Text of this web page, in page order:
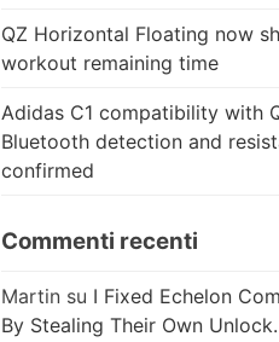
QZ Horizontal Floating now
workout remaining time
Adidas C1 compatibility with
Bluetooth detection and
confirmed
Commenti recenti
Martin su I Fixed Echelon
By Stealing Their Own Unlock.